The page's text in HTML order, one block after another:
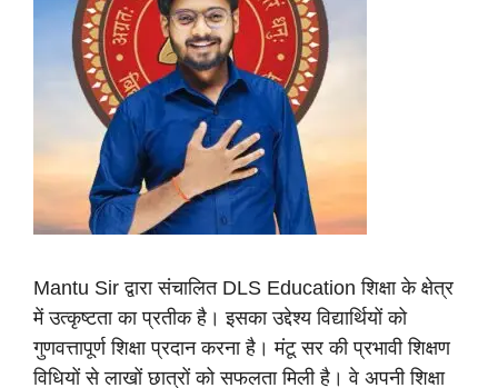
Mantu Sir द्वारा संचालित DLS Education शिक्षा के क्षेत्र
में उत्कृष्टता का प्रतीक है। इसका उद्देश्य विद्यार्थियों को
गुणवत्तापूर्ण शिक्षा प्रदान करना है। मंटू सर की प्रभावी शिक्षण
विधियों से लाखों छात्रों को सफलता मिली है। वे अपनी शिक्षा